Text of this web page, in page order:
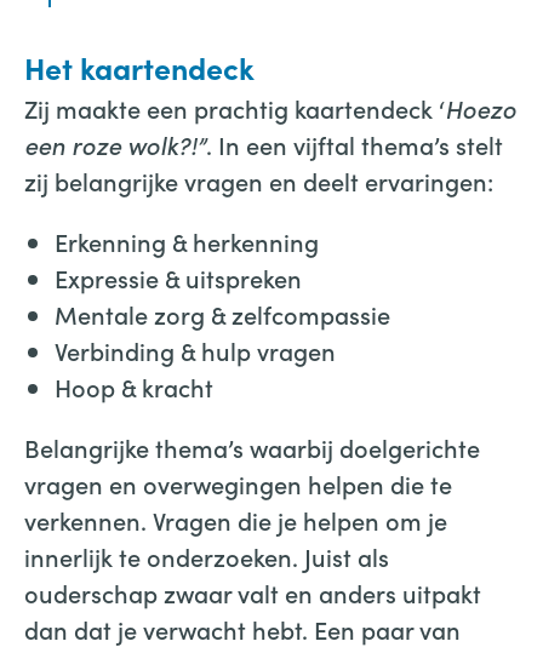
Het kaartendeck
Zij maakte een prachtig kaartendeck ‘Hoezo
een roze wolk?!”. In een vijftal thema’s stelt
zij belangrijke vragen en deelt ervaringen:
Erkenning & herkenning
Expressie & uitspreken
Mentale zorg & zelfcompassie
Verbinding & hulp vragen
Hoop & kracht
Belangrijke thema’s waarbij doelgerichte
vragen en overwegingen helpen die te
verkennen. Vragen die je helpen om je
innerlijk te onderzoeken. Juist als
ouderschap zwaar valt en anders uitpakt
dan dat je verwacht hebt. Een paar van